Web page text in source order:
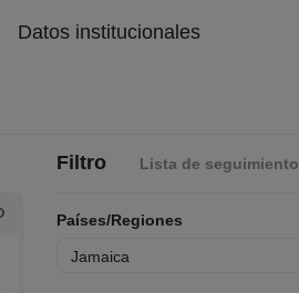
Datos institucionales
Filtro Lista de seguimiento
Países/Regiones
Jamaica